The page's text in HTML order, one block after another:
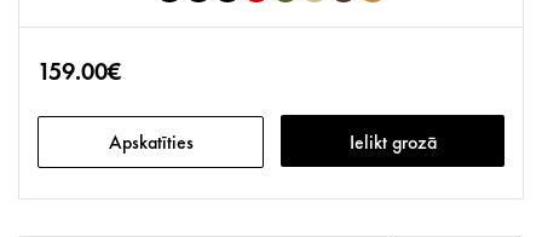
159.00€
Apskatīties Ielikt grozā